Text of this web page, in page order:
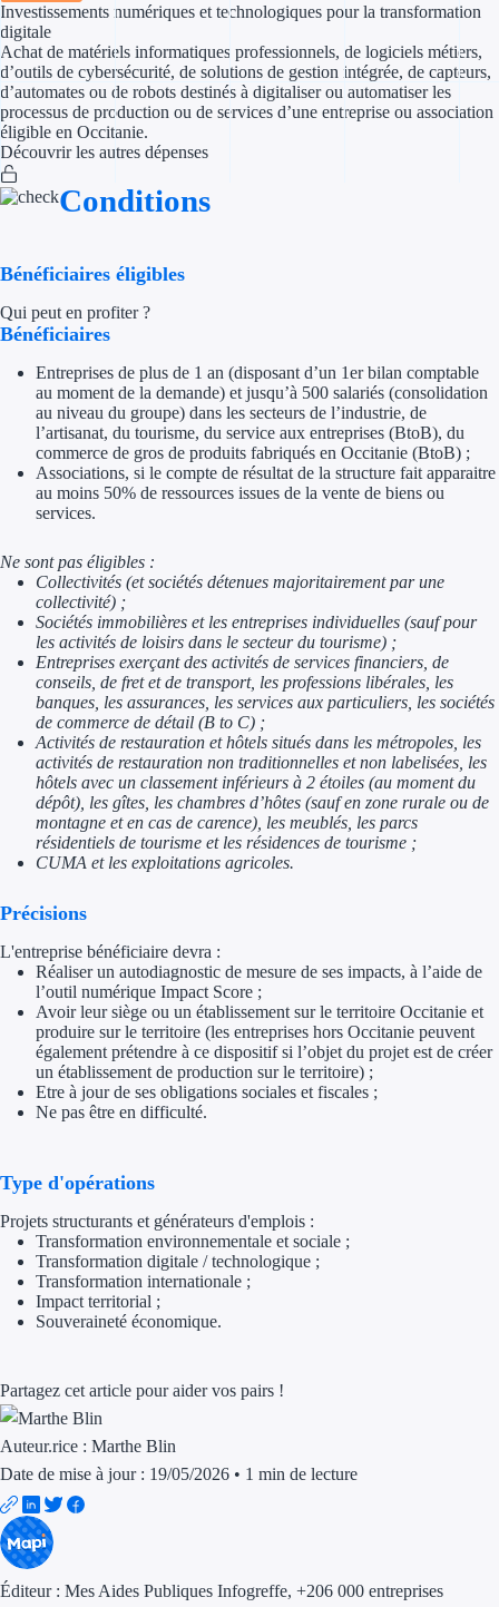
Prêts publics
Prêt
Prêt
Aides
Aides
Tous les
Trouvez des idées de
Quelles aides pour
Ouvrage
Territoires
Régions de A à H
Aides Région
Aides Région
Aides Région
Investissements numériques et technologiques pour la transformation
digitale
Achat de matériels informatiques professionnels, de logiciels métiers,
d’outils de cybersécurité, de solutions de gestion intégrée, de capteurs,
d’automates ou de robots destinés à digitaliser ou automatiser les
processus de production ou de services d’une entreprise ou association
éligible en Occitanie.
Découvrir les autres dépenses
Conditions
Bénéficiaires éligibles
Qui peut en profiter ?
Bénéficiaires
Entreprises de plus de 1 an (disposant d’un 1er bilan comptable
au moment de la demande) et jusqu’à 500 salariés (consolidation
au niveau du groupe) dans les secteurs de l’industrie, de
l’artisanat, du tourisme, du service aux entreprises (BtoB), du
commerce de gros de produits fabriqués en Occitanie (BtoB) ;
Associations, si le compte de résultat de la structure fait apparaitre
au moins 50% de ressources issues de la vente de biens ou
services.
Ne sont pas éligibles :
Collectivités (et sociétés détenues majoritairement par une
collectivité) ;
Sociétés immobilières et les entreprises individuelles (sauf pour
les activités de loisirs dans le secteur du tourisme) ;
Entreprises exerçant des activités de services financiers, de
conseils, de fret et de transport, les professions libérales, les
banques, les assurances, les services aux particuliers, les sociétés
de commerce de détail (B to C) ;
Activités de restauration et hôtels situés dans les métropoles, les
activités de restauration non traditionnelles et non labelisées, les
hôtels avec un classement inférieurs à 2 étoiles (au moment du
dépôt), les gîtes, les chambres d’hôtes (sauf en zone rurale ou de
montagne et en cas de carence), les meublés, les parcs
résidentiels de tourisme et les résidences de tourisme ;
CUMA et les exploitations agricoles.
Précisions
L'entreprise bénéficiaire devra :
Réaliser un autodiagnostic de mesure de ses impacts, à l’aide de
l’outil numérique Impact Score ;
Avoir leur siège ou un établissement sur le territoire Occitanie et
produire sur le territoire (les entreprises hors Occitanie peuvent
également prétendre à ce dispositif si l’objet du projet est de créer
un établissement de production sur le territoire) ;
Etre à jour de ses obligations sociales et fiscales ;
Ne pas être en difficulté.
Type d'opérations
Projets structurants et générateurs d'emplois :
Transformation environnementale et sociale ;
Transformation digitale / technologique ;
Transformation internationale ;
Impact territorial ;
Souveraineté économique.
Partagez cet article pour aider vos pairs !
Auteur.rice : Marthe Blin
Date de mise à jour : 19/05/2026 • 1 min de lecture
Éditeur : Mes Aides Publiques Infogreffe, +206 000 entreprises